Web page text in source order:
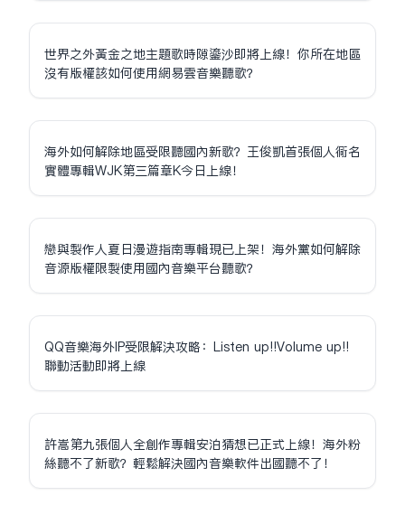
世界之外黃金之地主題歌時隙鎏沙即將上線！你所在地區
沒有版權該如何使用網易雲音樂聽歌？
海外如何解除地區受限聽國內新歌？王俊凱首張個人同名
實體專輯WJK第三篇章K今日上線！
戀與製作人夏日漫遊指南專輯現已上架！海外黨如何解除
音源版權限制使用國內音樂平台聽歌？
QQ音樂海外IP受限解決攻略：Listen up!!Volume up!!
聯動活動即將上線
許嵩第九張個人全創作專輯安泊猜想已正式上線！海外粉
絲聽不了新歌？輕鬆解決國內音樂軟件出國聽不了！